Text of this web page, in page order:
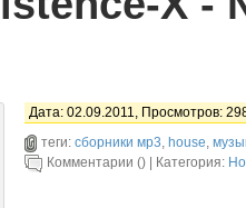
Дата: 02.09.2011, Просмотров:
теги: сборники мр3, house,
Комментарии () | Категория: